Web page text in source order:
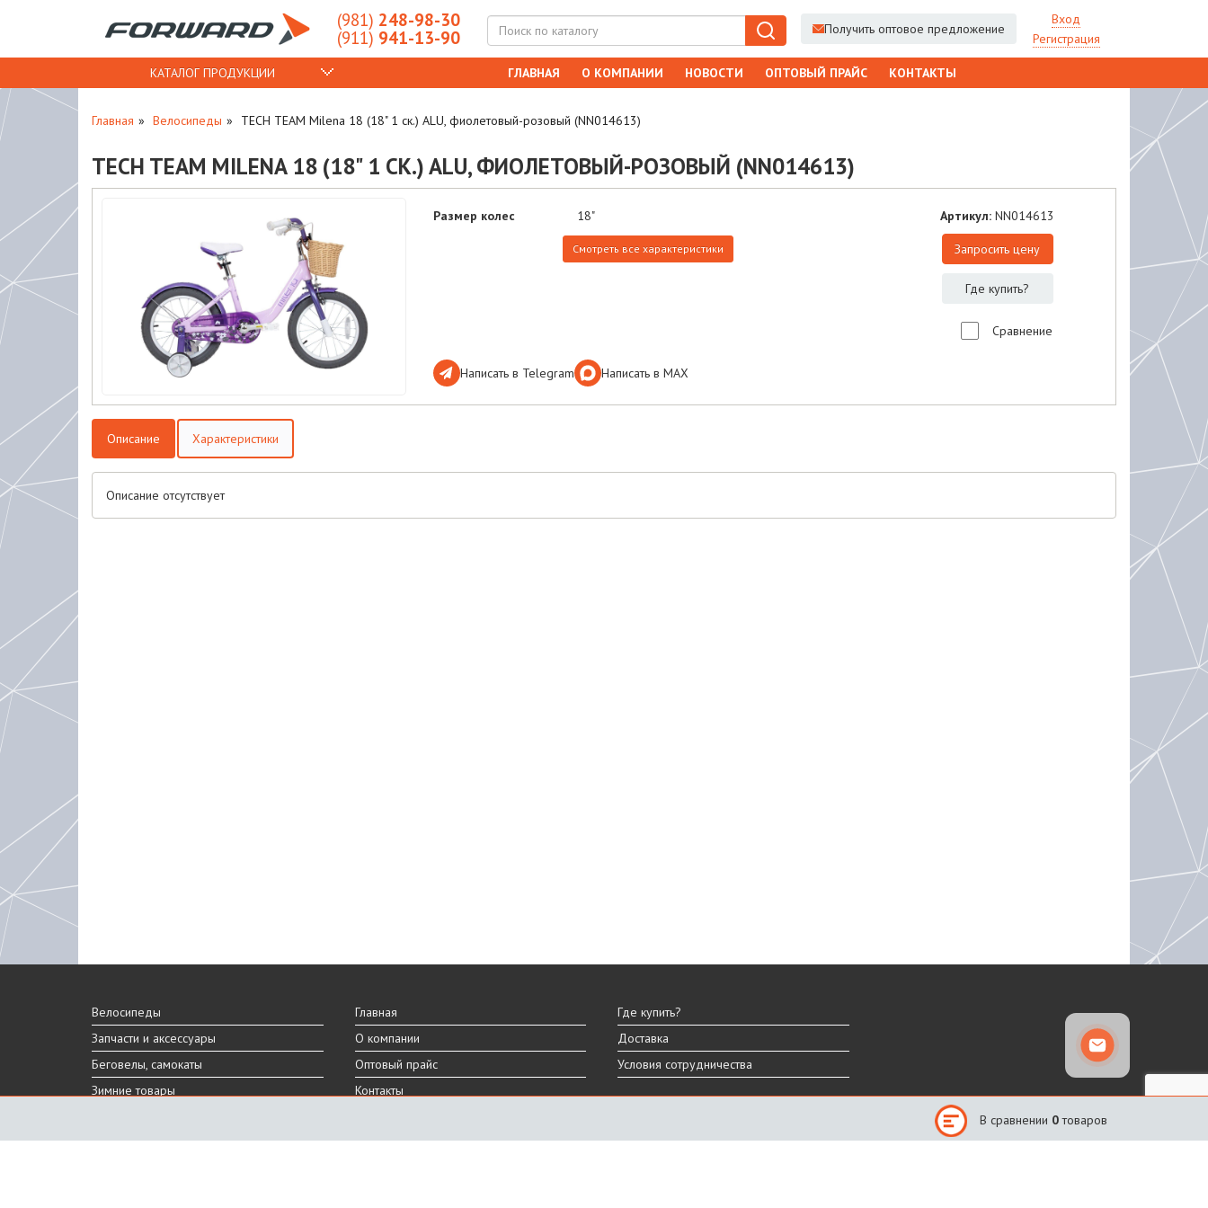
(981) 248-98-30
(911) 941-13-90 Получить оптовое предложение
Вход
Регистрация
КАТАЛОГ ПРОДУКЦИИ ГЛАВНАЯ О КОМПАНИИ НОВОСТИ ОПТОВЫЙ ПРАЙС КОНТАКТЫ
Главная Велосипеды TECH TEAM Milena 18 (18" 1 ск.) ALU, фиолетовый-розовый (NN014613)
TECH TEAM MILENA 18 (18" 1 СК.) ALU, ФИОЛЕТОВЫЙ-РОЗОВЫЙ (NN014613)
Размер колес 18"
Смотреть все характеристики
Написать в Telegram Написать в МАХ
Артикул:NN014613
Запросить цену
Где купить?
Сравнение
Описание Характеристики
Описание отсутствует
Велосипеды
Запчасти и аксессуары
Беговелы, самокаты
Зимние товары
Главная
О компании
Оптовый прайс
Контакты
Где купить?
Доставка
Условия сотрудничества
В сравнении 0 товаров